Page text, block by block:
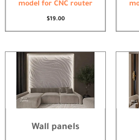
model for CNC router
$19.00
Wall panels